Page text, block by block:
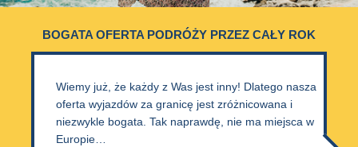
BOGATA OFERTA PODRÓŻY PRZEZ CAŁY ROK
Wiemy już, że każdy z Was jest inny! Dlatego nasza
oferta wyjazdów za granicę jest zróżnicowana i
niezwykle bogata. Tak naprawdę, nie ma miejsca w
Europie…